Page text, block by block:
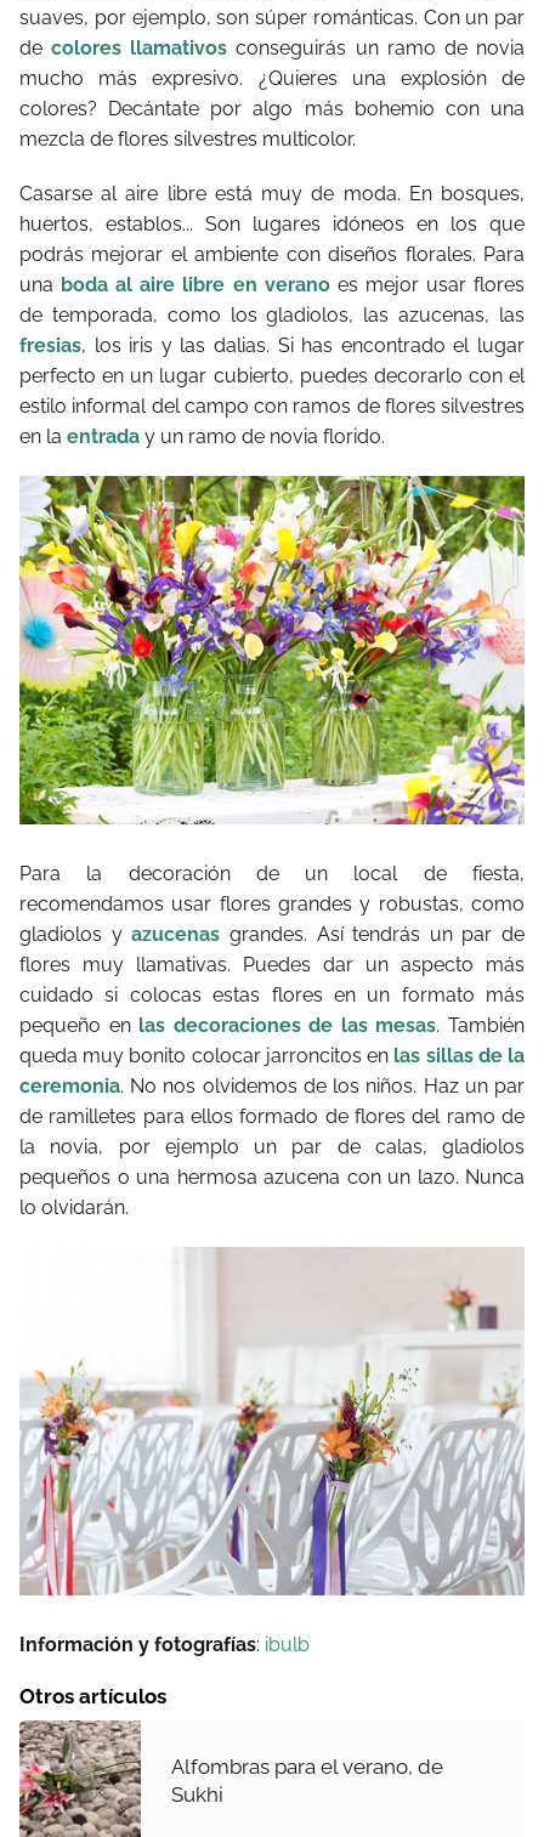
suaves, por ejemplo, son súper románticas. Con un par
de colores llamativos conseguirás un ramo de novia
mucho más expresivo. ¿Quieres una explosión de
colores? Decántate por algo más bohemio con una
mezcla de flores silvestres multicolor.
Casarse al aire libre está muy de moda. En bosques,
huertos, establos... Son lugares idóneos en los que
podrás mejorar el ambiente con diseños florales. Para
una boda al aire libre en veranoes mejor usar flores
de temporada, como los gladiolos, las azucenas, las
fresias, los iris y las dalias. Si has encontrado el lugar
perfecto en un lugar cubierto, puedes decorarlo con el
estilo informal del campo con ramos de flores silvestres
en la entrada y un ramo de novia florido.
Para la decoración de un local de fiesta,
recomendamos usar flores grandes y robustas, como
gladiolos yazucenas grandes. Así tendrás un par de
flores muy llamativas. Puedes dar un aspecto más
cuidado si colocas estas flores en un formato más
pequeño en las decoraciones de las mesas. También
queda muy bonito colocar jarroncitos en las sillas de la
ceremonia. No nos olvidemos de los niños. Haz un par
de ramilletes para ellos formado de flores del ramo de
la novia, por ejemplo un par de calas, gladiolos
pequeños o una hermosa azucena con un lazo. Nunca
lo olvidarán.
Información y fotografías: ibulb
Otros artículos
Alfombras para el verano, de
Sukhi